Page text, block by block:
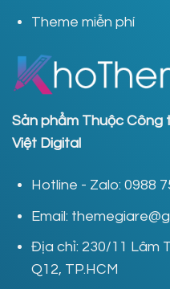
Theme miễn phí
Sản phẩm Thuộc Công
Việt Digital
Hotline - Zalo: 0988
Email:
Địa chỉ: 230/11 Lâm
Q12, TP.HCM